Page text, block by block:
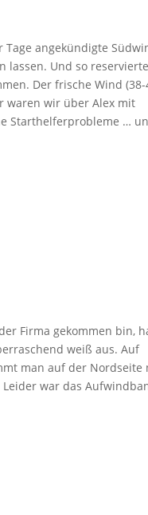
angekündigte
lassen. Und so
Der frische Wind (38-
waren wir über Alex mit
Starthelferprobleme …
Firma gekommen bin,
weiß aus. Auf
man auf der Nordseite
war das